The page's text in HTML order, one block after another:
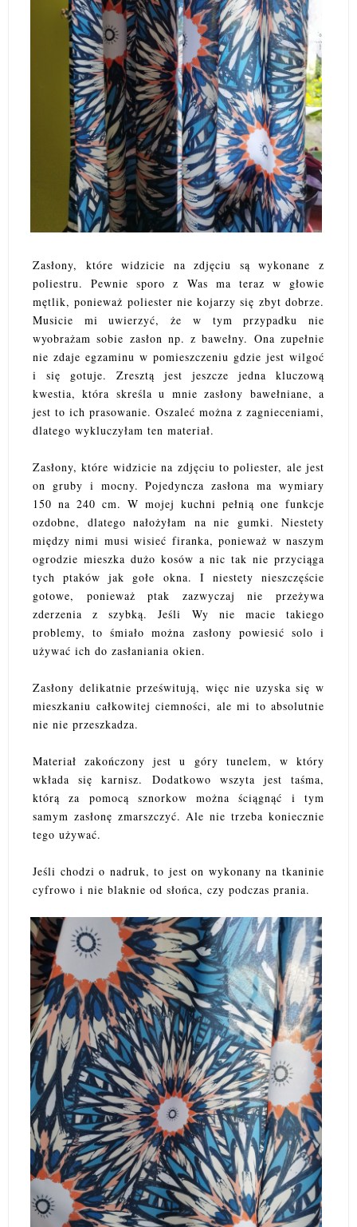
Zasłony, które widzicie na zdjęciu są wykonane z
poliestru. Pewnie sporo z Was ma teraz w głowie
mętlik, ponieważ poliester nie kojarzy się zbyt dobrze.
Musicie mi uwierzyć, że w tym przypadku nie
wyobrażam sobie zasłon np. z bawełny. Ona zupełnie
nie zdaje egzaminu w pomieszczeniu gdzie jest wilgoć
i się gotuje. Zresztą jest jeszcze jedna kluczową
kwestia, która skreśla u mnie zasłony bawełniane, a
jest to ich prasowanie. Oszaleć można z zagnieceniami,
dlatego wykluczyłam ten materiał.
Zasłony, które widzicie na zdjęciu to poliester, ale jest
on gruby i mocny. Pojedyncza zasłona ma wymiary
150 na 240 cm. W mojej kuchni pełnią one funkcje
ozdobne, dlatego nałożyłam na nie gumki. Niestety
między nimi musi wisieć firanka, ponieważ w naszym
ogrodzie mieszka dużo kosów a nic tak nie przyciąga
tych ptaków jak gołe okna. I niestety nieszczęście
gotowe, ponieważ ptak zazwyczaj nie przeżywa
zderzenia z szybką. Jeśli Wy nie macie takiego
problemy, to śmiało można zasłony powiesić solo i
używać ich do zasłaniania okien.
Zasłony delikatnie prześwitują, więc nie uzyska się w
mieszkaniu całkowitej ciemności, ale mi to absolutnie
nie nie przeszkadza.
Materiał zakończony jest u góry tunelem, w który
wkłada się karnisz. Dodatkowo wszyta jest taśma,
którą za pomocą sznorkow można ściągnąć i tym
samym zasłonę zmarszczyć. Ale nie trzeba koniecznie
tego używać.
Jeśli chodzi o nadruk, to jest on wykonany na tkaninie
cyfrowo i nie blaknie od słońca, czy podczas prania.